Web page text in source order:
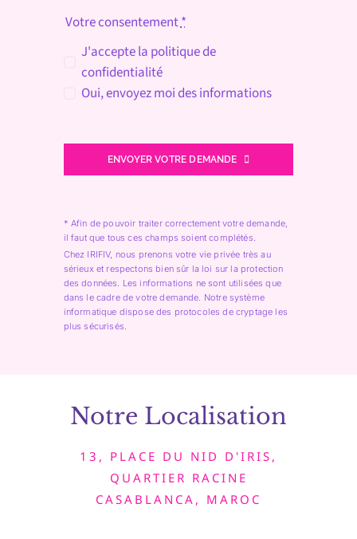
Votre consentement*
J'accepte la politique de
confidentialité
Oui, envoyez moi des informations
ENVOYER VOTRE DEMANDE
* Afin de pouvoir traiter correctement votre demande,
il faut que tous ces champs soient complétés.
Chez IRIFIV, nous prenons votre vie privée très au
sérieux et respectons bien sûr la loi sur la protection
des données.
Les informations ne sont utilisées que
dans le cadre de votre demande. Notre système
informatique dispose des protocoles de cryptage les
plus sécurisés.
Notre Localisation
13, PLACE DU NID D'IRIS,
QUARTIER RACINE
CASABLANCA, MAROC